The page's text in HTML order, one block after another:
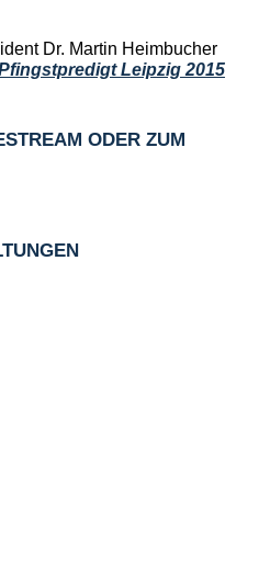
Dr. Martin Heimbucher
Leipzig 2015
ODER ZUM